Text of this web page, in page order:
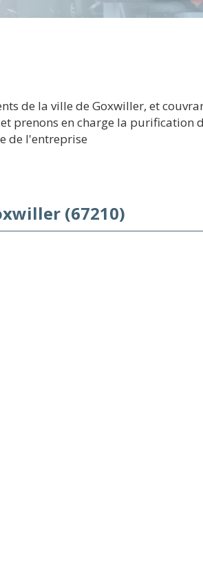
de la ville de Goxwiller, et
prenons en charge la purification
de l'entreprise
(67210)